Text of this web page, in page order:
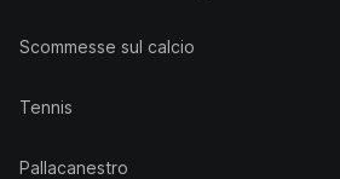
Scommesse sul calcio
Tennis
Pallacanestro